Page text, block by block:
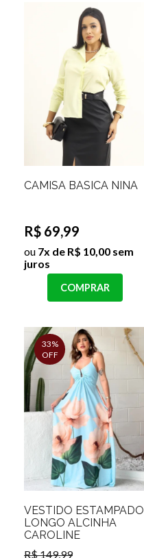
CAMISA BASICA NINA
R$ 69,99
ou 7x de R$ 10,00 sem
juros
COMPRAR
33%
OFF
VESTIDO ESTAMPADO
LONGO ALCINHA
CAROLINE
R$ 149,99